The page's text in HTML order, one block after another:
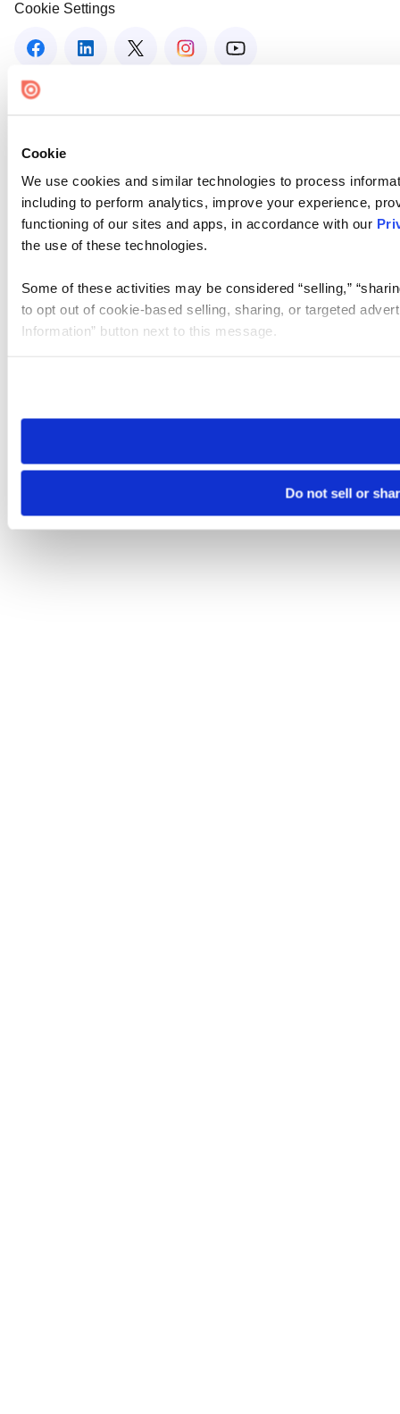
Cookie
We use cookies and similar technologies to process
including to perform analytics, improve your experience,
functioning of our sites and apps, in accordance with our
the use of these technologies.
Some of these activities may be considered “selling,”
to opt out of cookie-based selling, sharing, or targeted
Information” button next to this message.
need to be set again.
Do not sell or
Cookie Settings